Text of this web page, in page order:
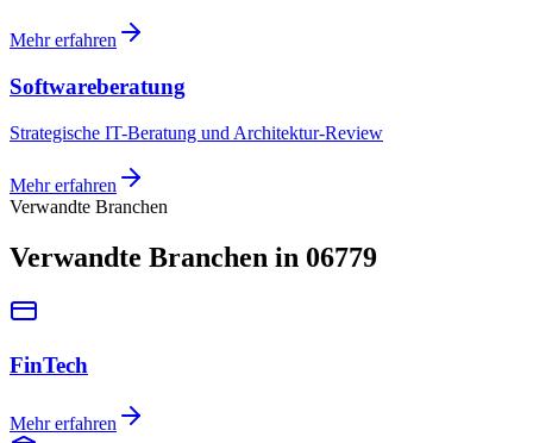
Mehr erfahren
Softwareberatung
Strategische IT-Beratung und Architektur-Review
Mehr erfahren
Verwandte Branchen
Verwandte Branchen in 06779
FinTech
Mehr erfahren